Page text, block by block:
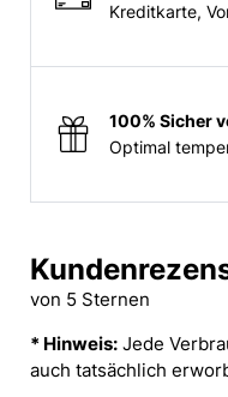
Kreditkarte,
100% Sicher
Optimal
von 5 Sternen
* Hinweis: Jede
auch tatsächlich